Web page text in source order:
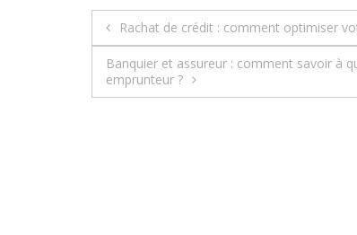
N
a
Rachat de crédit : comment optimiser
Banquier et assureur : comment savoir à
emprunteur ?